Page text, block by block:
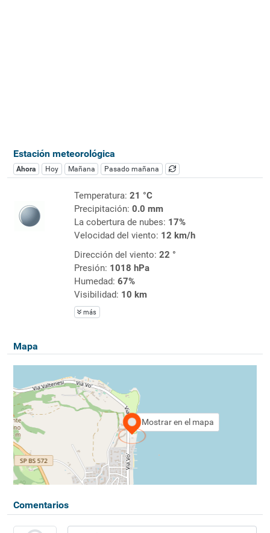
Estación meteorológica
Ahora Hoy Mañana Pasado mañana
Temperatura: 21 °C
Precipitación: 0.0 mm
La cobertura de nubes: 17%
Velocidad del viento: 12 km/h
Dirección del viento: 22 °
Presión: 1018 hPa
Humedad: 67%
Visibilidad: 10 km
más
Mapa
Mostrar en el mapa
Comentarios